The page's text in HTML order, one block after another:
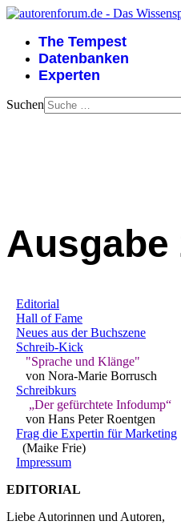
The Tempest
Datenbanken
Experten
Suchen
Ausgabe
Editorial
Hall of Fame
Neues aus der Buchszene
Schreib-Kick
"Sprache und Klänge"
von Nora-Marie Borrusch
Schreibkurs
„Der gefürchtete Infodump“
von Hans Peter Roentgen
Frag die Expertin für Marketing
(Maike Frie)
Impressum
EDITORIAL
Liebe Autorinnen und Autoren,